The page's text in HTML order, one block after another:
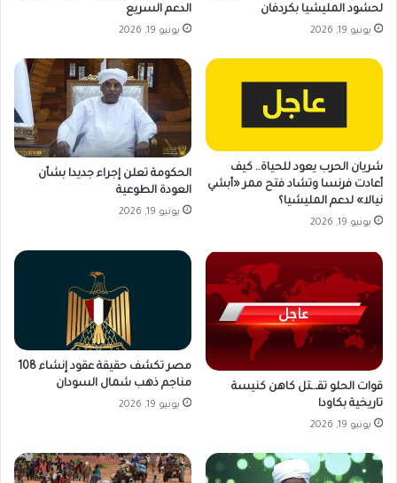
لحشود المليشيا بكردفان
يونيو 19, 2026
الدعم السريع
يونيو 19, 2026
شريان الحرب يعود للحياة.. كيف
أعادت فرنسا وتشاد فتح ممر «أبشي
نيالا» لدعم المليشيا؟
يونيو 19, 2026
الحكومة تعلن إجراء جديدا بشأن
العودة الطوعية
يونيو 19, 2026
قوات الحلو تقـ.ـتل كاهن كنيسة
تاريخية بكاودا
يونيو 19, 2026
مصر تكشف حقيقة عقود إنشاء 108
مناجم ذهب شمال السودان
يونيو 19, 2026